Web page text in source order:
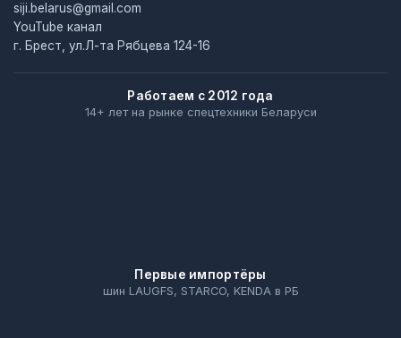
siji.belarus@gmail.com
YouTube канал
г. Брест, ул.Л-та Рябцева 124-16
Работаем с 2012 года
14+ лет на рынке спецтехники Беларуси
Первые импортёры
шин LAUGFS, STARCO, KENDA в РБ